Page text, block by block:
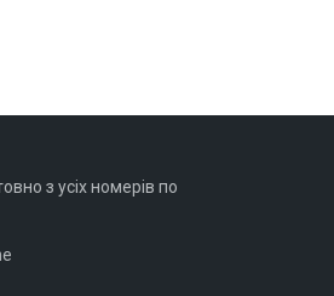
з усіх номерів по